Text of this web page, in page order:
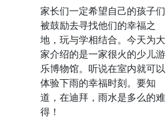
家长们一定希望自己的孩子们
被鼓励去寻找他们的幸福之
地，玩与学相结合。今天为大
家介绍的是一家很火的少儿游
乐博物馆。听说在室内就可以
体验下雨的幸福时刻。要知
道，在迪拜，雨水是多么的难
得！